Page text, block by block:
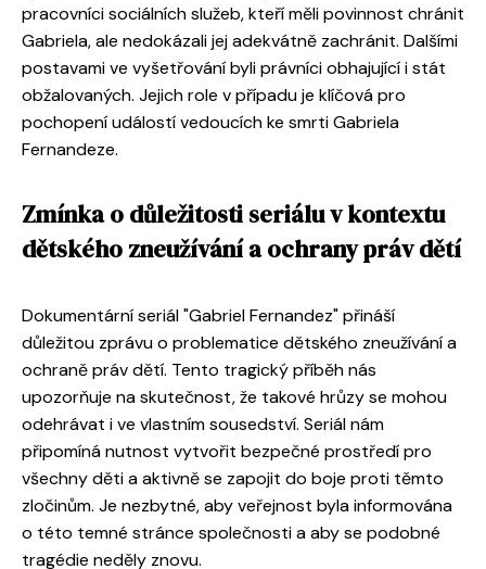
pracovníci sociálních služeb, kteří měli povinnost chránit
Gabriela, ale nedokázali jej adekvátně zachránit. Dalšími
postavami ve vyšetřování byli právníci obhajující i stát
obžalovaných. Jejich role v případu je klíčová pro
pochopení událostí vedoucích ke smrti Gabriela
Fernandeze.
Zmínka o důležitosti seriálu v kontextu
dětského zneužívání a ochrany práv dětí
Dokumentární seriál "Gabriel Fernandez" přináší
důležitou zprávu o problematice dětského zneužívání a
ochraně práv dětí. Tento tragický příběh nás
upozorňuje na skutečnost, že takové hrůzy se mohou
odehrávat i ve vlastním sousedství. Seriál nám
připomíná nutnost vytvořit bezpečné prostředí pro
všechny děti a aktivně se zapojit do boje proti těmto
zločinům. Je nezbytné, aby veřejnost byla informována
o této temné stránce společnosti a aby se podobné
tragédie neděly znovu.